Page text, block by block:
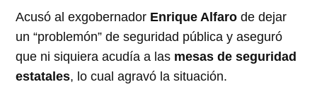
Acusó al exgobernador Enrique Alfaro de dejar
un “problemón” de seguridad pública y aseguró
que ni siquiera acudía a las mesas de seguridad
estatales, lo cual agravó la situación.